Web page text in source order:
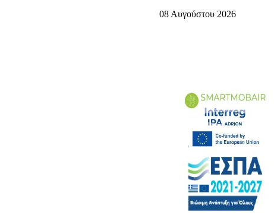
08 Αυγούστου 2026